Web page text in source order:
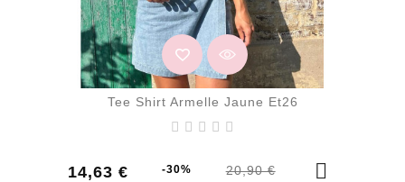
Tee Shirt Armelle Jaune Et26
14,63 €
Prix
-30% 20,90 €
Prix